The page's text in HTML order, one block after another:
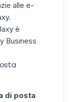
alle e-
è
Business
di posta